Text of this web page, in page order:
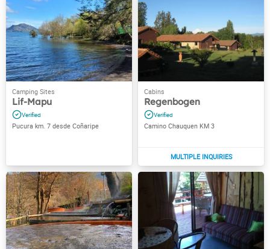
Lif-Mapu
Pucura km. 7 desde Coñaripe
Regenbogen
Camino Chauquen KM 3